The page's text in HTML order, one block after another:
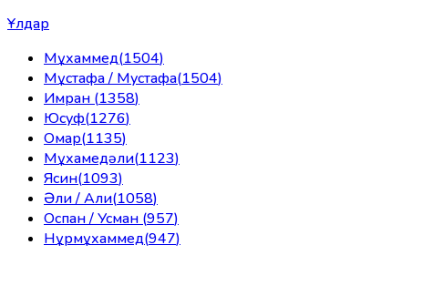
Ұлдар
Мұхаммед(1504)
Мұстафа / Мустафа(1504)
Имран (1358)
Юсуф(1276)
Омар(1135)
Мұхамедәли(1123)
Ясин(1093)
Әли / Али(1058)
Оспан / Усман (957)
Нұрмұхаммед(947)